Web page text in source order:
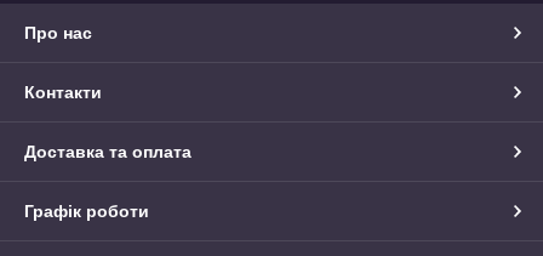
Про нас
Контакти
Доставка та оплата
Графік роботи